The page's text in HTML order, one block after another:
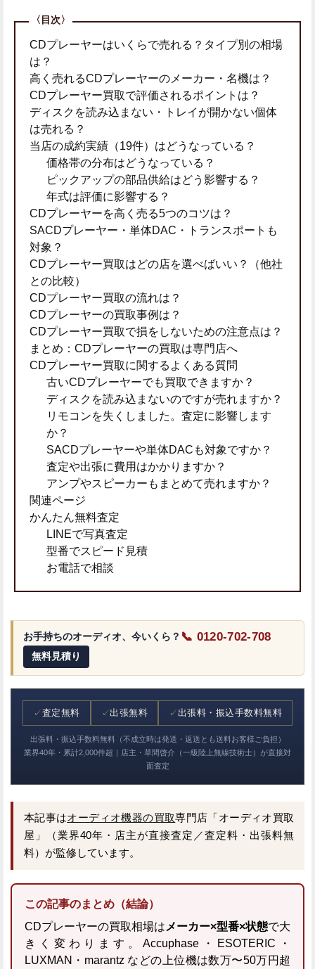
CDプレーヤーはいくらで売れる？タイプ別の相場
は？
高く売れるCDプレーヤーのメーカー・名機は？
CDプレーヤー買取で評価されるポイントは？
ディスクを読み込まない・トレイが開かない個体
は売れる？
当店の成約実績（19件）はどうなっている？
価格帯の分布はどうなっている？
ピックアップの部品供給はどう影響する？
年式は評価に影響する？
CDプレーヤーを高く売る5つのコツは？
SACDプレーヤー・単体DAC・トランスポートも
対象？
CDプレーヤー買取はどの店を選べばいい？（他社
との比較）
CDプレーヤー買取の流れは？
CDプレーヤーの買取事例は？
CDプレーヤー買取で損をしないための注意点は？
まとめ：CDプレーヤーの買取は専門店へ
CDプレーヤー買取に関するよくある質問
古いCDプレーヤーでも買取できますか？
ディスクを読み込まないのですが売れますか？
リモコンを失くしました。査定に影響します
か？
SACDプレーヤーや単体DACも対象ですか？
査定や出張に費用はかかりますか？
アンプやスピーカーもまとめて売れますか？
関連ページ
かんたん無料査定
LINEで写真査定
型番でスピード見積
お電話で相談
お手持ちのオーディオ、今いくら？ 📞 0120-702-708
無料見積り
✓査定無料 ✓出張無料 ✓出張料・振込手数料無料
出張料・振込手数料無料（不成立時は発送・返送とも送料お客様ご負担）
業界40年・累計2,000件超｜店主・草間啓介（一級陸上無線技術士）が直接対
面査定
本記事はオーディオ機器の買取専門店「オーディオ買取
屋」（業界40年・店主が直接査定／査定料・出張料無
料）が監修しています。
この記事のまとめ（結論）
CDプレーヤーの買取相場は メーカー×型番×状態で大
きく変わります。Accuphase・ESOTERIC・
LUXMAN・marantz などの上位機は数万〜50万円超